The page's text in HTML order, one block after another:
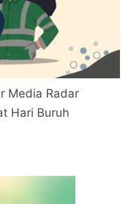
Media Radar
Hari Buruh